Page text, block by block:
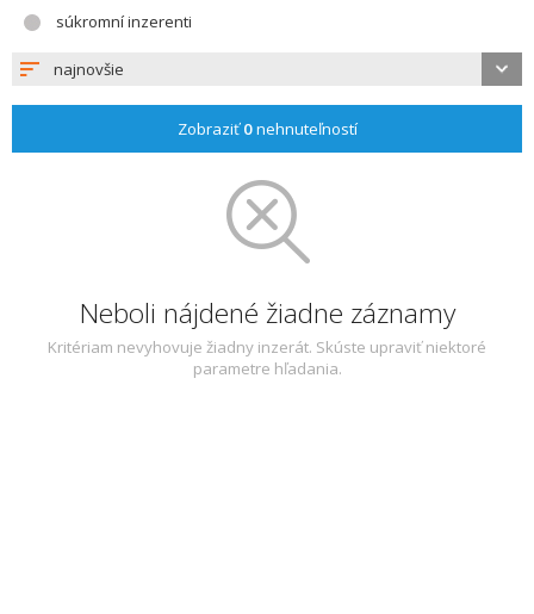
súkromní inzerenti
najnovšie
Zobraziť0nehnuteľností
Neboli nájdené žiadne záznamy
Kritériam nevyhovuje žiadny inzerát. Skúste upraviť niektoré
parametre hľadania.